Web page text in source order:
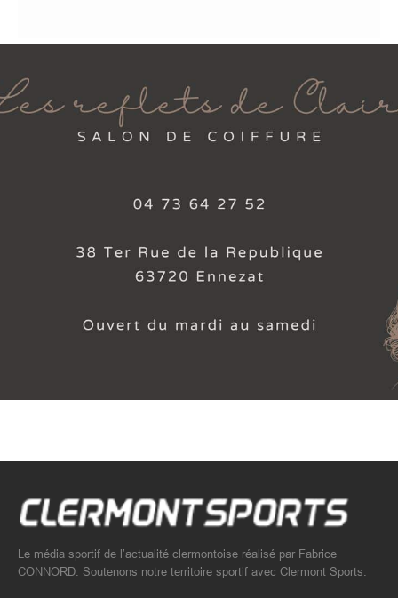
Le média sportif de l’actualité clermontoise réalisé par Fabrice
CONNORD. Soutenons notre territoire sportif avec Clermont Sports.